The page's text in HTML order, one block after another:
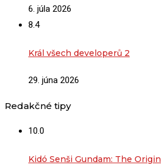
6. júla 2026
8.4
Král všech developerů 2
29. júna 2026
Redakčné tipy
10.0
Kidó Senši Gundam: The Origin